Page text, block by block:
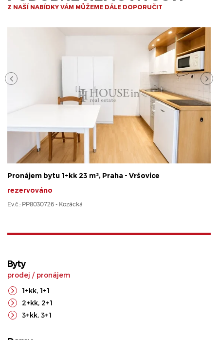
Z NAŠÍ NABÍDKY VÁM MŮŽEME DÁLE DOPORUČIT
Pronájem bytu 1+kk 23 m², Praha - Vršovice
rezervováno
Ev.č.: PP8030726 - Kozácká
Byty
prodej / pronájem
1+kk, 1+1
2+kk, 2+1
3+kk, 3+1